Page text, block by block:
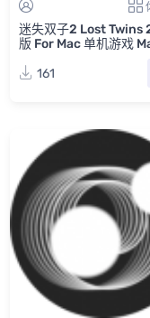
迷失双子2 Lost Twins
版 For Mac 单机游戏
161